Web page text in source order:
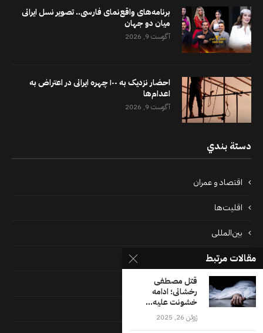
برنامه‌های واقع‌نمای فارسی.. تصویر نسل ایرانی
میان دو جهان
آگوست 9, 2026
احضار نزدیک به ۱۰۰ چهره ایرانی در اعتراض به
اعدام‌ها
آگوست 9, 2026
دستة بندي
اقتصاد و عمران
اقلیت‌ها
بین‌المللی
پرونده‌ها
جامعه
دسته بندی نشده
مقالات مرتبط
قتل مصطفی
رخشانی؛ ادامه
خشونت علیه...
ژوئن 26, 2025